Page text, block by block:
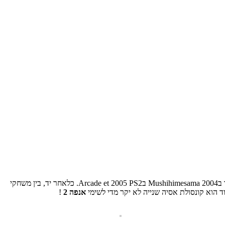
. לאחר Futari מצוין, מערה לנו גרסה מחודשת של HD הראשון ששוחרר בMushihimesama 2004 בArcade et 2005 PS2. כלאחר יד, בין משחקי
אנפה 2
!